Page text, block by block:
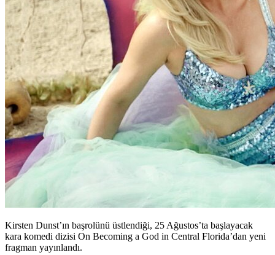
Kirsten Dunst’ın başrolünü üstlendiği, 25 Ağustos’ta başlayacak
kara komedi dizisi On Becoming a God in Central Florida’dan yeni
fragman yayınlandı.